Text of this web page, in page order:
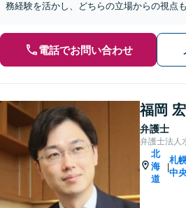
務経験を活かし、どちらの立場からの視点
電話でお問い合わせ
福岡
弁護士
弁護士法人
北
海
道
|
札
中